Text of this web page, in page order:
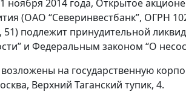
ноября 2014 года, Открытое
(ОАО “Северинвестбанк”, ОГРН
51) подлежит принудительной
и Федеральным законом “О
на государственную
Верхний Таганский тупик, 4.